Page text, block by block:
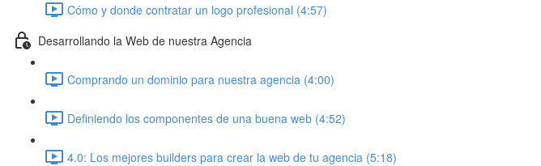
Cómo y donde contratar un logo profesional (4:57)
Desarrollando la Web de nuestra Agencia
Comprando un dominio para nuestra agencia (4:00)
Definiendo los componentes de una buena web (4:52)
4.0: Los mejores builders para crear la web de tu agencia (5:18)